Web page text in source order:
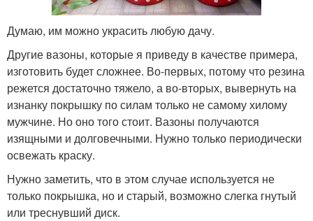
Думаю, им можно украсить любую дачу.
Другие вазоны, которые я приведу в качестве примера,
изготовить будет сложнее. Во-первых, потому что резина
режется достаточно тяжело, а во-вторых, вывернуть на
изнанку покрышку по силам только не самому хилому
мужчине. Но оно того стоит. Вазоны получаются
изящными и долговечными. Нужно только периодически
освежать краску.
Нужно заметить, что в этом случае используется не
только покрышка, но и старый, возможно слегка гнутый
или треснувший диск.